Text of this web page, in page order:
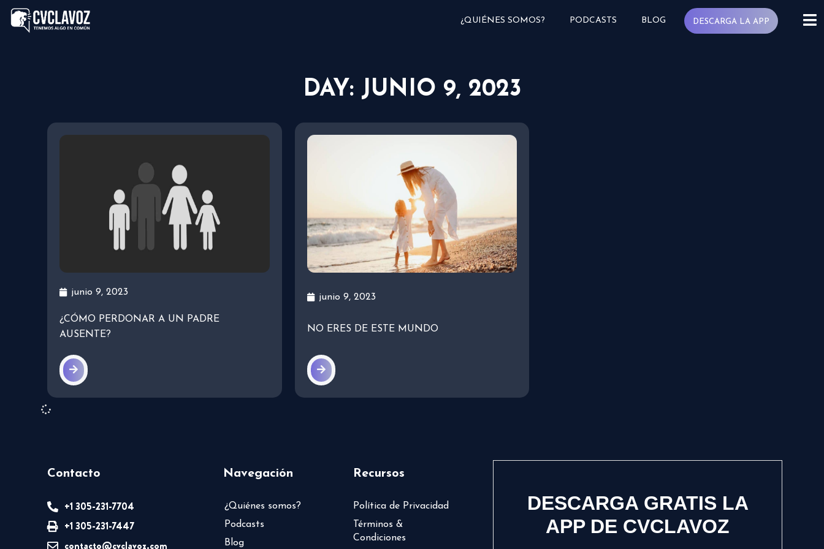
¿QUIÉNES SOMOS? PODCASTS BLOG DESCARGA LA APP
DAY: JUNIO 9, 2023
junio 9, 2023
¿CÓMO PERDONAR A UN PADRE
AUSENTE?
junio 9, 2023
NO ERES DE ESTE MUNDO
Contacto
+1 305-231-7704
+1 305-231-7447
contacto@cvclavoz.com
Navegación
¿Quiénes somos?
Podcasts
Blog
Recursos
Política de Privacidad
Términos &
Condiciones
DESCARGA GRATIS LA
APP DE CVCLAVOZ